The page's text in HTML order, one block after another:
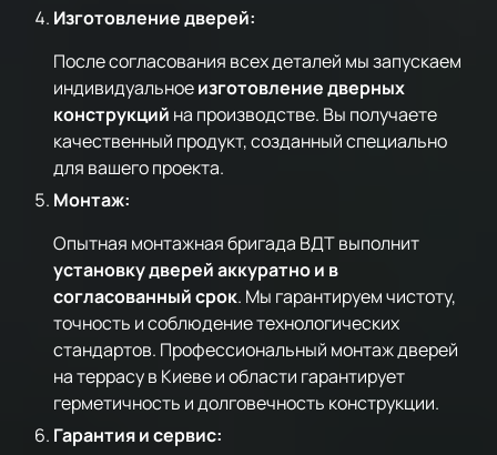
Изготовление дверей:
После согласования всех деталей мы запускаем
индивидуальноеизготовление дверных
конструкций на производстве. Вы получаете
качественный продукт, созданный специально
для вашего проекта.
Монтаж:
Опытная монтажная бригада ВДТ выполнит
установку дверей аккуратно и в
согласованный срок. Мы гарантируем чистоту,
точность и соблюдение технологических
стандартов. Профессиональный монтаж дверей
на террасу в Киеве и области гарантирует
герметичность и долговечность конструкции.
Гарантия и сервис: